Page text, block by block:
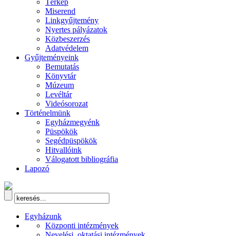
Térkép
Miserend
Linkgyűjtemény
Nyertes pályázatok
Közbeszerzés
Adatvédelem
Gyűjteményeink
Bemutatás
Könyvtár
Múzeum
Levéltár
Videósorozat
Történelmünk
Egyházmegyénk
Püspökök
Segédpüspökök
Hitvallóink
Válogatott bibliográfia
Lapozó
Egyházunk
Központi intézmények